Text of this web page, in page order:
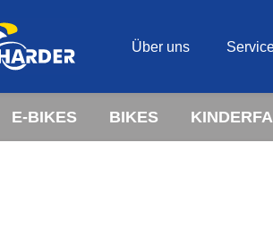
Über uns
E-BIKES BIKES